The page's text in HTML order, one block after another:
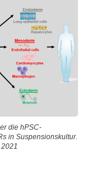
die hPSC-
in Suspensionskultur.